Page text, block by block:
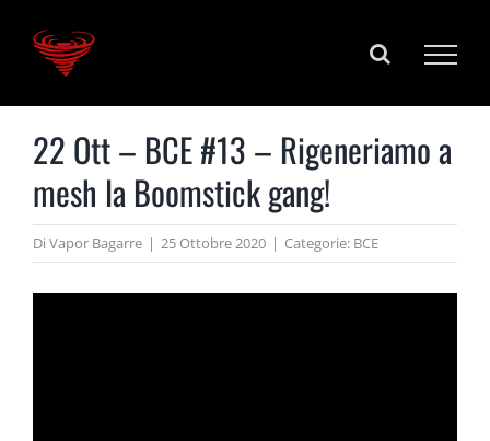
22 Ott – BCE #13 – Rigeneriamo a
mesh la Boomstick gang!
Di Vapor Bagarre | 25 Ottobre 2020 | Categorie: BCE